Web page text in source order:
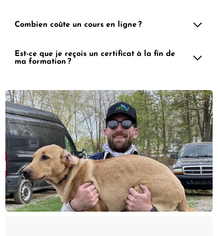
Combien coûte un cours en ligne ?
Est-ce que je reçois un certificat à la fin de
ma formation ?